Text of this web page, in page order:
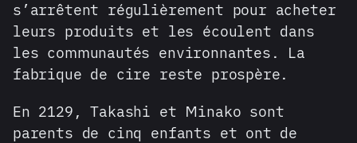
s’arrêtent régulièrement pour acheter
leurs produits et les écoulent dans
les communautés environnantes. La
fabrique de cire reste prospère.
En 2129, Takashi et Minako sont
parents de cinq enfants et ont de